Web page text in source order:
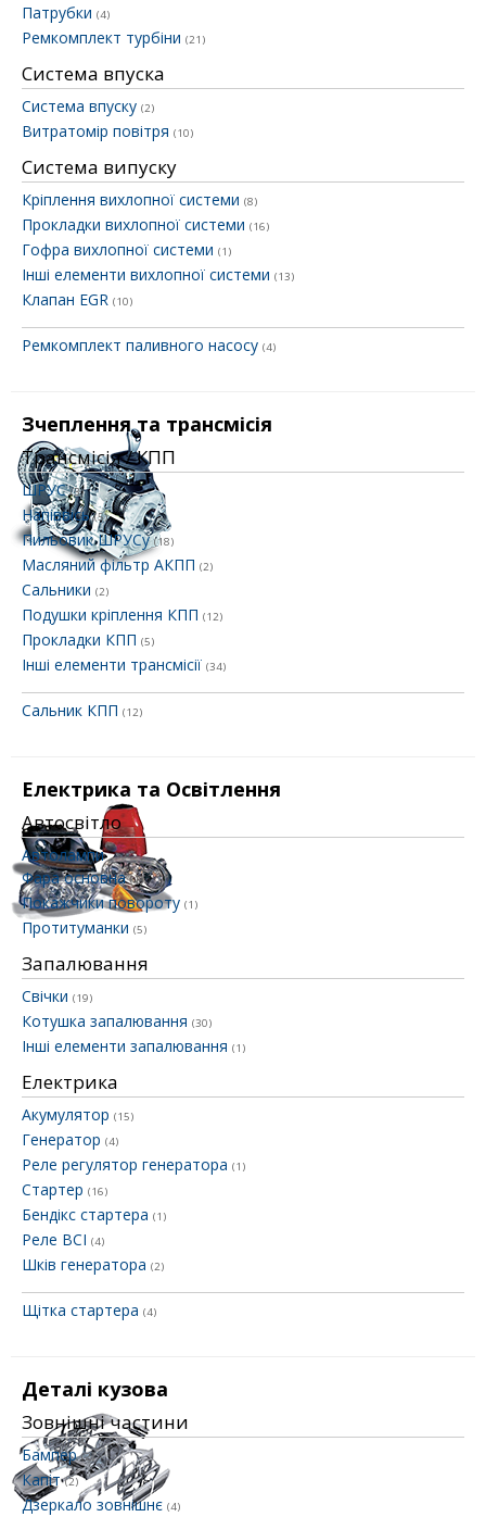
Патрубки (4)
Ремкомплект турбіни (21)
Система впуска
Система впуску (2)
Витратомір повітря (10)
Система випуску
Кріплення вихлопної системи (8)
Прокладки вихлопної системи (16)
Гофра вихлопної системи (1)
Інші елементи вихлопної системи (13)
Клапан EGR (10)
Ремкомплект паливного насосу (4)
Зчеплення та трансмісія
Трансмісія / КПП
ШРУС(3)
Напіввісь(5)
Пильовик ШРУСу(18)
Масляний фільтр АКПП (2)
Сальники (2)
Подушки кріплення КПП (12)
Прокладки КПП (5)
Інші елементи трансмісії (34)
Сальник КПП (12)
Електрика та Освітлення
Автосвітло
Автолампи
Фара основна(1)
Покажчики повороту (1)
Протитуманки (5)
Запалювання
Свічки (19)
Котушка запалювання (30)
Інші елементи запалювання (1)
Електрика
Акумулятор (15)
Генератор (4)
Реле регулятор генератора (1)
Стартер (16)
Бендікс стартера (1)
Реле ВСІ (4)
Шків генератора (2)
Щітка стартера (4)
Деталі кузова
Зовнішні частини
Бампер(2)
Капіт(2)
Дзеркало зовнішнє (4)